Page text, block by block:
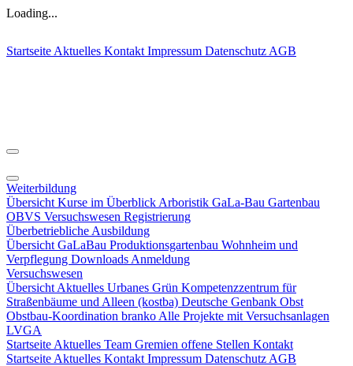
Loading...
Startseite Aktuelles Kontakt Impressum Datenschutz AGB
Weiterbildung
Übersicht Kurse im Überblick Arboristik GaLa-Bau Gartenbau
OBVS Versuchswesen Registrierung
Überbetriebliche Ausbildung
Übersicht GaLaBau Produktionsgartenbau Wohnheim und
Verpflegung Downloads Anmeldung
Versuchswesen
Übersicht Aktuelles Urbanes Grün Kompetenzzentrum für
Straßenbäume und Alleen (kostba) Deutsche Genbank Obst
Obstbau-Koordination branko Alle Projekte mit Versuchsanlagen
LVGA
Startseite Aktuelles Team Gremien offene Stellen Kontakt
Startseite Aktuelles Kontakt Impressum Datenschutz AGB